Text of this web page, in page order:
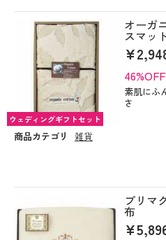
ウェディングギフトセット
オーガ
スマッ
46%OFF
素肌にふ
さ
商品カテゴリ 雑貨
プリマ
布